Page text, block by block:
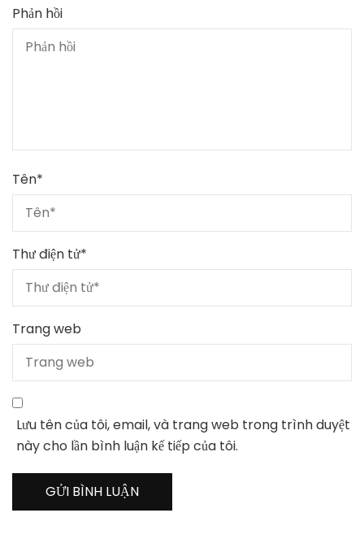
Phản hồi
Tên*
Thư điện tử*
Trang web
Lưu tên của tôi, email, và trang web trong trình duyệt
này cho lần bình luận kế tiếp của tôi.